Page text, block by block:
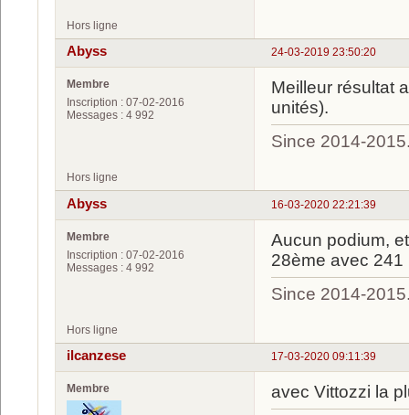
Hors ligne
24-03-2019 23:50:20
Abyss
Membre
Inscription : 07-02-2016
Messages : 4 992
Meilleur résultat
unités).
Since 2014-
Hors ligne
16-03-2020 22:21:39
Abyss
Membre
Inscription : 07-02-2016
Messages : 4 992
Aucun podium,
28ème avec 241
Since 2014-
Hors ligne
17-03-2020 09:11:39
ilcanzese
Membre
avec Vittozzi la